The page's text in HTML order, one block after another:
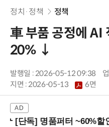
정치·정책 정책
車 부품 공정에 AI
20% ↓
발행일 : 2026-05-12 09:38
지면 :2026-05-13 6면
[단독] 명품퍼터 ~60%할인